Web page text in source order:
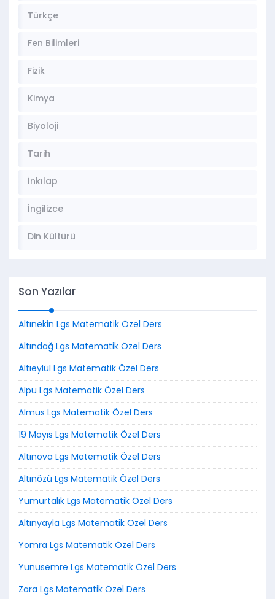
Türkçe
Fen Bilimleri
Fizik
Kimya
Biyoloji
Tarih
İnkılap
İngilizce
Din Kültürü
Son Yazılar
Altınekin Lgs Matematik Özel Ders
Altındağ Lgs Matematik Özel Ders
Altıeylül Lgs Matematik Özel Ders
Alpu Lgs Matematik Özel Ders
Almus Lgs Matematik Özel Ders
19 Mayıs Lgs Matematik Özel Ders
Altınova Lgs Matematik Özel Ders
Altınözü Lgs Matematik Özel Ders
Yumurtalık Lgs Matematik Özel Ders
Altınyayla Lgs Matematik Özel Ders
Yomra Lgs Matematik Özel Ders
Yunusemre Lgs Matematik Özel Ders
Zara Lgs Matematik Özel Ders